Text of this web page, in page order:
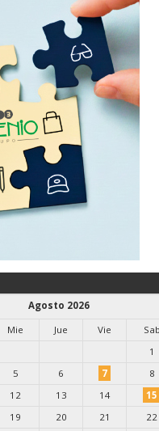
Agosto 2026
Mie Jue Vie Sab
1
5 6 7 8
12 13 14 15
19 20 21 22